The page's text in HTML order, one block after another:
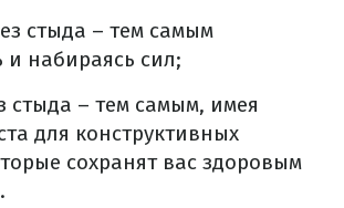
стыда – тем самым
и набираясь сил;
стыда – тем самым, имея
для конструктивных
сохранят вас здоровым